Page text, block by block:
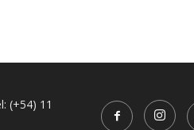
(+54) 11